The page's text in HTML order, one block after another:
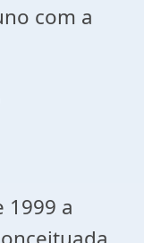
com a
1999 a